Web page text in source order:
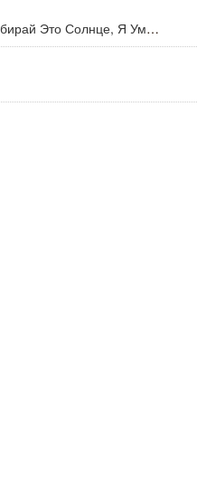
Забирай Это Небо, Забирай Рай. Забирай Это Солнце, Я Умею Быть Сильной! Только Знай, Что Когда Ты Мне Скажешь "Прощай..." - Это Небо Не Будет, Как Глаза Мои - Синим!